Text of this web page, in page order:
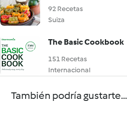
92 Recetas
Suiza
The Basic Cookbook
151 Recetas
Internacional
También podría gustarte...